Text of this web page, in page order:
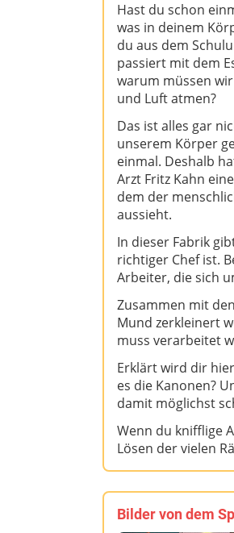
Hast du schon
was in deinem
du aus dem
passiert mit dem
warum müssen
und Luft atmen?
Das ist alles gar
unserem Körper
einmal. Deshalb
Arzt Fritz Kahn
dem der
aussieht.
In dieser Fabrik
richtiger Chef ist.
Arbeiter, die sich
Zusammen mit
Mund zerkleinert
muss verarbeitet
Erklärt wird dir
es die Kanonen?
damit möglichst
Wenn du knifflige
Lösen der vielen
Bilder von dem